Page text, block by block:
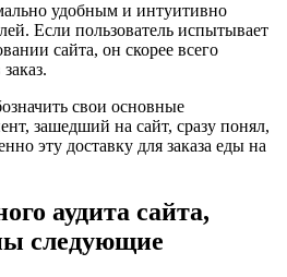
удобным и интуитивно
Если пользователь испытывает
сайта, он скорее всего
свои основные
зашедший на сайт, сразу понял,
эту доставку для заказа еды на
аудита сайта,
следующие